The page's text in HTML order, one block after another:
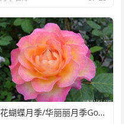
花蝴蝶月季/华丽丽月季Gorgeous